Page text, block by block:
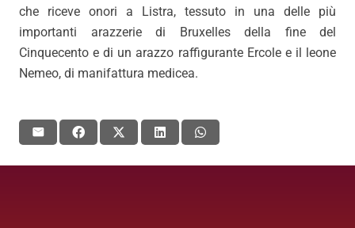
che riceve onori a Listra, tessuto in una delle più
importanti arazzerie di Bruxelles della fine del
Cinquecento e di un arazzo raffigurante Ercole e il leone
Nemeo, di manifattura medicea.